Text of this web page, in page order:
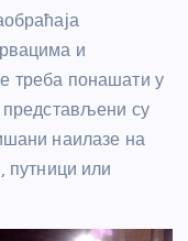
и
треба понашати у
представљени су
наилазе на
путници или